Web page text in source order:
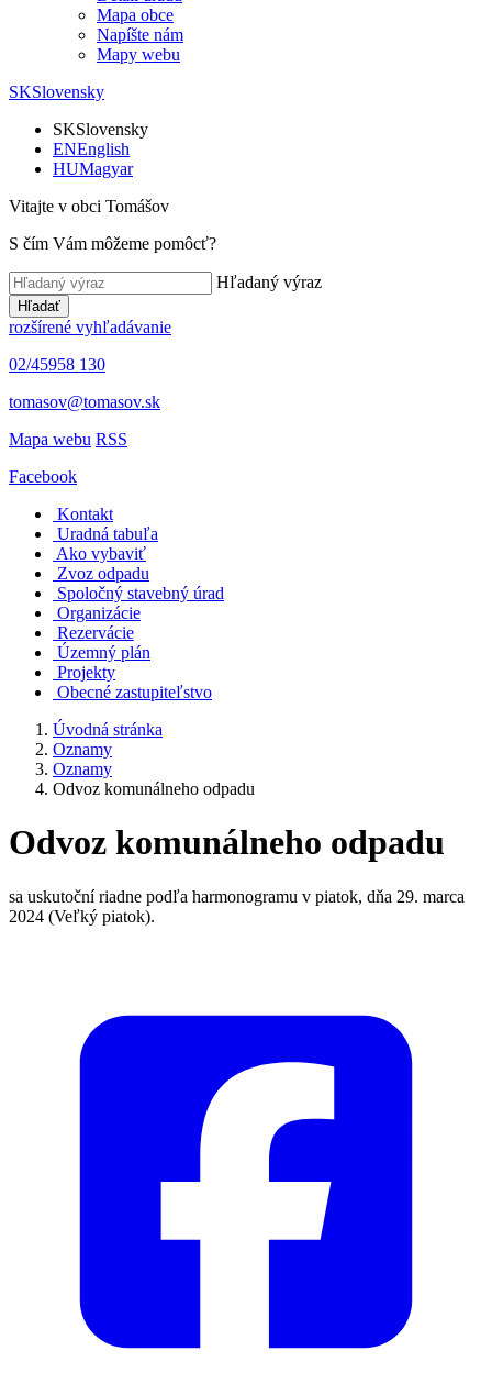
Mapa obce
Napíšte nám
Mapy webu
SKSlovensky
SKSlovensky
ENEnglish
HUMagyar
Vitajte v obci Tomášov
S čím Vám môžeme pomôcť?
Hľadaný výraz
Hľadať
rozšírené vyhľadávanie
02/45958 130
tomasov@tomasov.sk
Mapa webu RSS
Facebook
Kontakt
Uradná tabuľa
Ako vybaviť
Zvoz odpadu
Spoločný stavebný úrad
Organizácie
Rezervácie
Územný plán
Projekty
Obecné zastupiteľstvo
Úvodná stránka
Oznamy
Oznamy
Odvoz komunálneho odpadu
Odvoz komunálneho odpadu
sa uskutoční riadne podľa harmonogramu v piatok, dňa 29. marca
2024 (Veľký piatok).